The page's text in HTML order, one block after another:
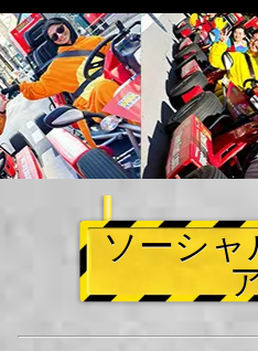
ソーシ